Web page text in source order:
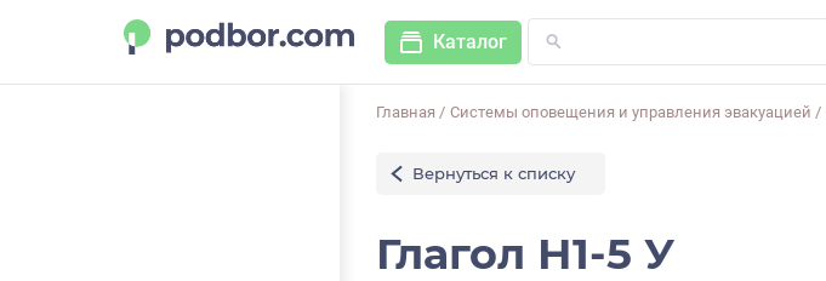
Каталог
Главная / Системы оповещения и управления эвакуацией /
Вернуться к списку
Глагол Н1-5 У